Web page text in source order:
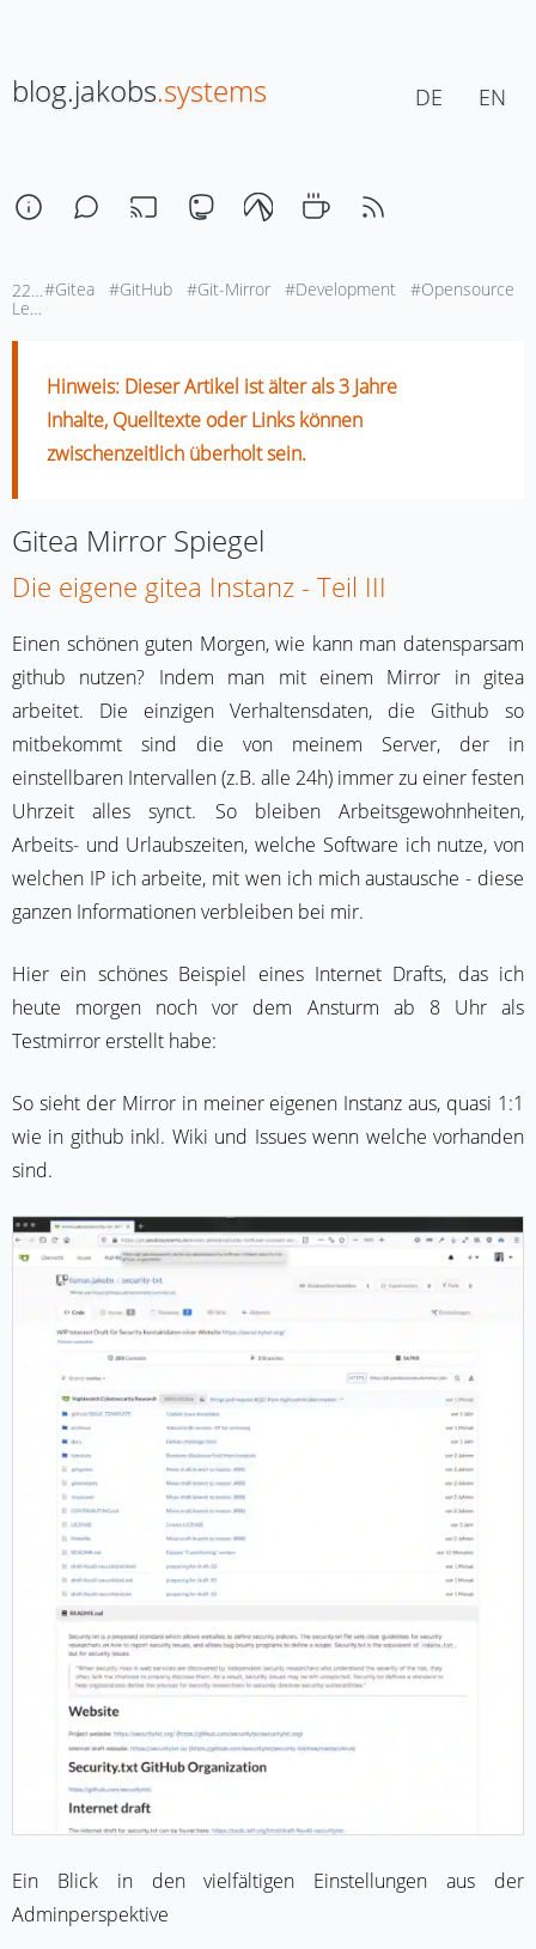
blog.jakobs.systems DE EN
#Gitea #GitHub #Git-Mirror #Development #Opensource
22. April 2020, 22:10
Lesezeit: ca. 1 Min
Hinweis: Dieser Artikel ist älter als 3 Jahre
Inhalte, Quelltexte oder Links können
zwischenzeitlich überholt sein.
Gitea Mirror Spiegel
Die eigene gitea Instanz - Teil III
Einen schönen guten Morgen, wie kann man datensparsam
github nutzen? Indem man mit einem Mirror in gitea
arbeitet. Die einzigen Verhaltensdaten, die Github so
mitbekommt sind die von meinem Server, der in
einstellbaren Intervallen (z.B. alle 24h) immer zu einer festen
Uhrzeit alles synct. So bleiben Arbeitsgewohnheiten,
Arbeits- und Urlaubszeiten, welche Software ich nutze, von
welchen IP ich arbeite, mit wen ich mich austausche - diese
ganzen Informationen verbleiben bei mir.
Hier ein schönes Beispiel eines Internet Drafts, das ich
heute morgen noch vor dem Ansturm ab 8 Uhr als
Testmirror erstellt habe:
So sieht der Mirror in meiner eigenen Instanz aus, quasi 1:1
wie in github inkl. Wiki und Issues wenn welche vorhanden
sind.
Ein Blick in den vielfältigen Einstellungen aus der
Adminperspektive